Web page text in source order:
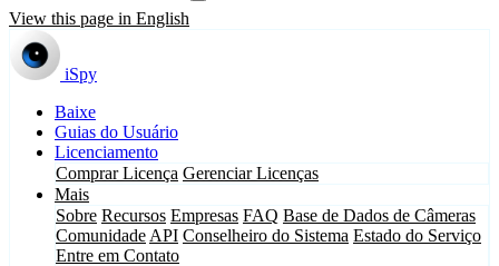
View this page in English
iSpy
Baixe
Guias do Usuário
Licenciamento
Comprar Licença Gerenciar Licenças
Mais
Sobre Recursos Empresas FAQ Base de Dados de Câmeras
Comunidade API Conselheiro do Sistema Estado do Serviço
Entre em Contato